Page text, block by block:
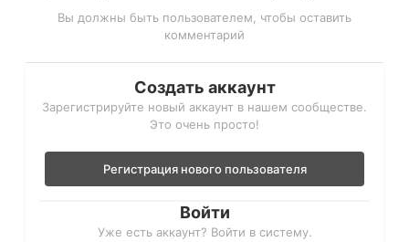
Вы должны быть пользователем, чтобы оставить
комментарий
Создать аккаунт
Зарегистрируйте новый аккаунт в нашем сообществе.
Это очень просто!
Регистрация нового пользователя
Войти
Уже есть аккаунт? Войти в систему.